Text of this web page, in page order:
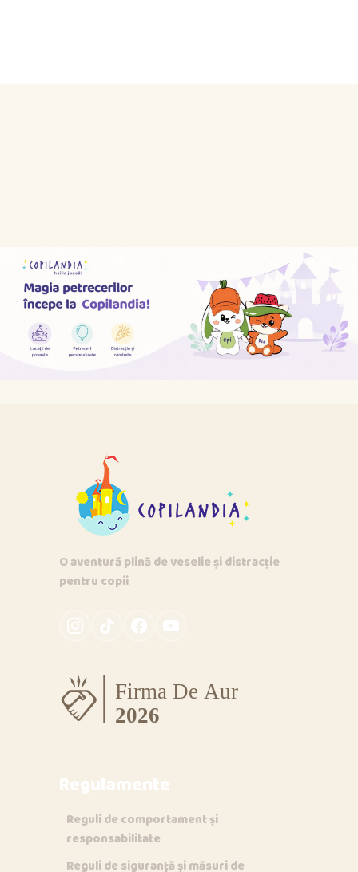
O aventură plină de veselie și distracție
pentru copii
Regulamente
Reguli de comportament și
responsabilitate
Reguli de siguranță și măsuri de